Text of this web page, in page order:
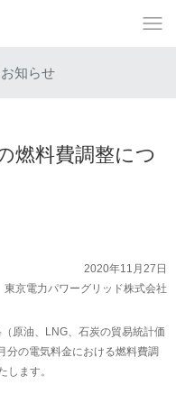
知らせ
燃料費調整につ
2020年11月27日
東京電力パワーグリッド株式会社
原油、LNG、石炭の貿易統計価
分の電気料金における燃料費調
します。